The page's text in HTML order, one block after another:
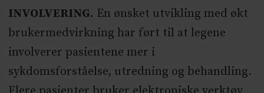
INVOLVERING. En ønsket utvikling med økt
brukermedvirkning har ført til at legene
involverer pasientene mer i
sykdomsforståelse, utredning og behandling.